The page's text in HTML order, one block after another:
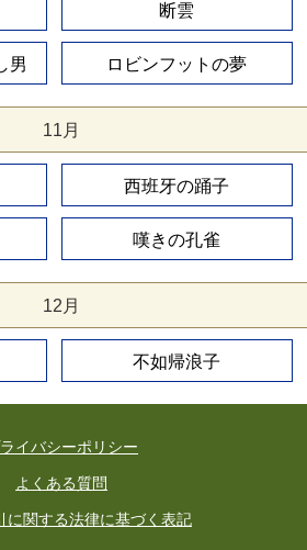
断雲
男 ロビンフットの夢
11月
西班牙の踊子
嘆きの孔雀
12月
不如帰浪子
イバシーポリシー
よくある質問
に関する法律に基づく表記